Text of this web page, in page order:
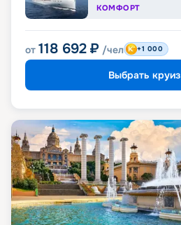
КОМФОРТ
от 118 692 ₽ /чел +1 000
Выбрать круиз